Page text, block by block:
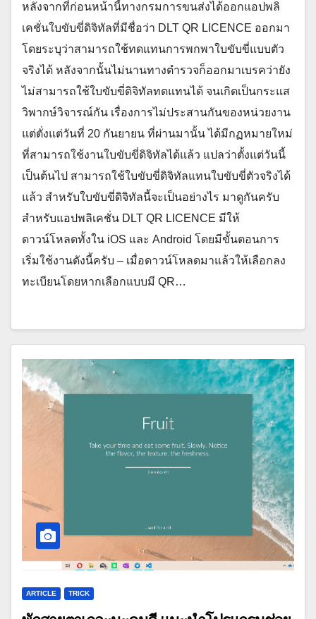
หลังจากที่ก่อนหน้านี้ทางกรมการขนส่งได้ออกแอปพลิ
เคชั่นใบขับขี่ดิจิทัลที่มีชื่อว่า DLT QR LICENCE ออกมา
โดยระบุว่าสามารถใช้ทดแทนการพกพาใบขับขี่แบบตัว
จริงได้ หลังจากนั้นไม่นานทางตำรวจก็ออกมาเบรคว่ายัง
ไม่สามารถใช้ใบขับขี่ดิจิทัลทดแทนได้ จนเกิดเป็นกระแส
วิพากษ์วิจารณ์กัน เรื่องการไม่ประสานกันของหน่วยงาน
แต่ตั่งแต่วันที่ 20 กันยายน ที่ผ่านมานั้น ได้มีกฏหมายใหม่
ที่สามารถใช้งานใบขับขี่ดิจิทัลได้แล้ว แปลว่าตั้งแต่วันนี้
เป็นต้นไป สามารถใช้ใบขับขี่ดิจิทัลแทนใบขับขี่ตัวจริงได้
แล้ว สำหรับใบขับขี่ดิจิทัลนี้จะเป็นอย่างไร มาดูกันครับ
สำหรับแอปพลิเคชั่น DLT QR LICENCE มีให้
ดาวน์โหลดทั้งใน iOS และ Android โดยมีขั้นตอนการ
เริ่มใช้งานดังนี้ครับ – เมื่อดาวน์โหลดมาแล้วให้เลือกลง
ทะเบียนโดยหากเลือกแบบมี QR…
ARTICLE TRICK